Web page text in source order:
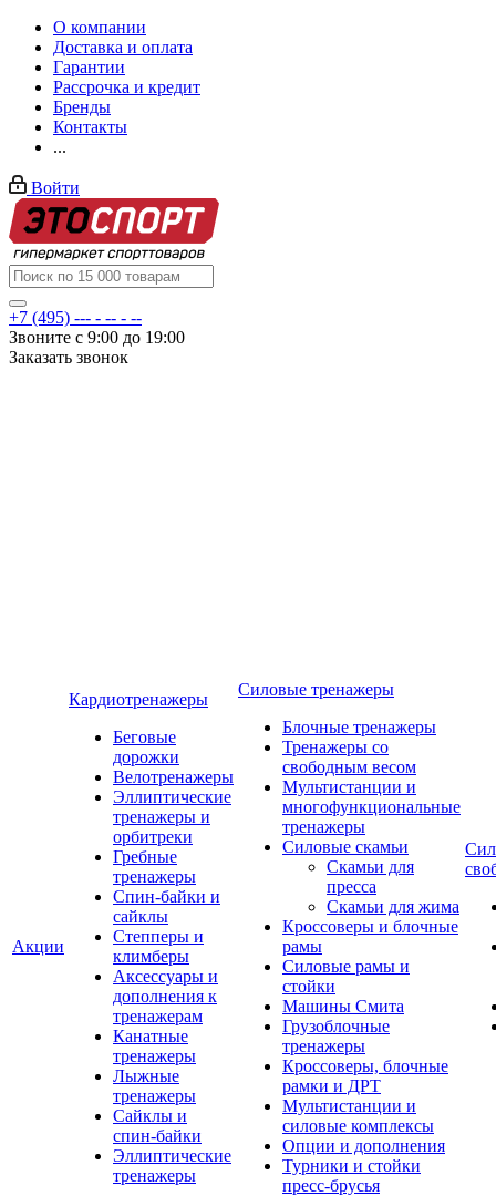
О компании
Доставка и оплата
Гарантии
Рассрочка и кредит
Бренды
Контакты
...
Войти
+7 (495) --- - -- - --
Звоните с 9:00 до 19:00
Заказать звонок
Акции
Кардиотренажеры
Беговые
дорожки
Велотренажеры
Эллиптические
тренажеры и
орбитреки
Гребные
тренажеры
Спин-байки и
сайклы
Степперы и
климберы
Аксессуары и
дополнения к
тренажерам
Канатные
тренажеры
Лыжные
тренажеры
Сайклы и
спин-байки
Эллиптические
тренажеры
Силовые тренажеры
Блочные тренажеры
Тренажеры со
свободным весом
Мультистанции и
многофункциональные
тренажеры
Силовые скамьи
Скамьи для
пресса
Скамьи для жима
Кроссоверы и блочные
рамы
Силовые рамы и
стойки
Машины Смита
Грузоблочные
тренажеры
Кроссоверы, блочные
рамки и ДРТ
Мультистанции и
силовые комплексы
Опции и дополнения
Турники и стойки
пресс-брусья